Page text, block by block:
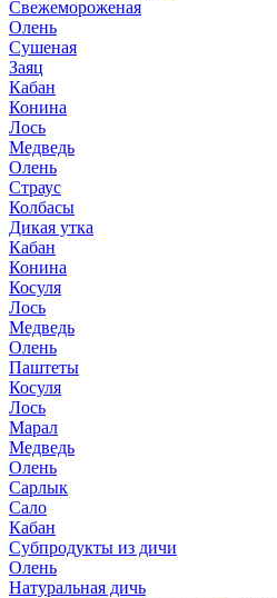
Свежемороженая
Олень
Сушеная
Заяц
Кабан
Конина
Лось
Медведь
Олень
Страус
Колбасы
Дикая утка
Кабан
Конина
Косуля
Лось
Медведь
Олень
Паштеты
Косуля
Лось
Марал
Медведь
Олень
Сарлык
Сало
Кабан
Субпродукты из дичи
Олень
Натуральная дичь